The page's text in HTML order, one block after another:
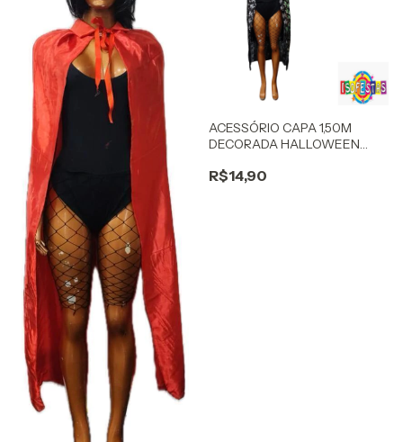
ACESSÓRIO CAPA 1,50M
DECORADA HALLOWEEN
R$14,90